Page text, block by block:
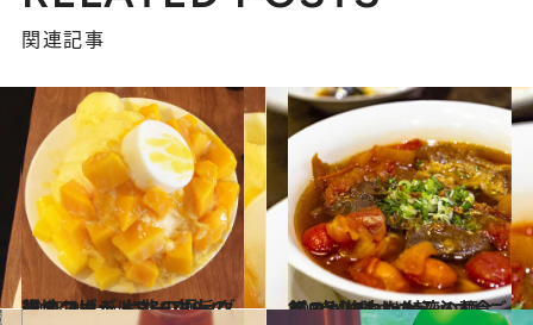
関連記事
2018.9.9
現地コーディネーターの行きつけ！ 台北の極旨グルメスポットBEST10
旅＆お出かけ 2020.4.13
プロが惚れた台湾の麵･ご飯･点心 訪れたら必ず食べるおいしい8軒
旅＆お出かけ